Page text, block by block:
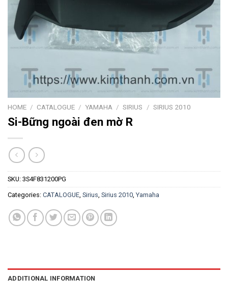
HOME / CATALOGUE / YAMAHA / SIRIUS / SIRIUS 2010
Si-Bững ngoài đen mờ R
SKU: 3S4F831200PG
Categories: CATALOGUE, Sirius, Sirius 2010, Yamaha
ADDITIONAL INFORMATION